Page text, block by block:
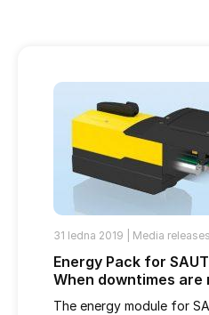
31 ledna 2019 | Media releases
Energy Pack for
When downtimes are
The energy module for